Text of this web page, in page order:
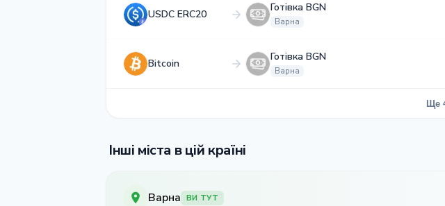
USDC ERC20
Готівка BGN
Варна
Bitcoin
Готівка BGN
Варна
Ще
Інші міста в цій країні
Варна ВИ ТУТ